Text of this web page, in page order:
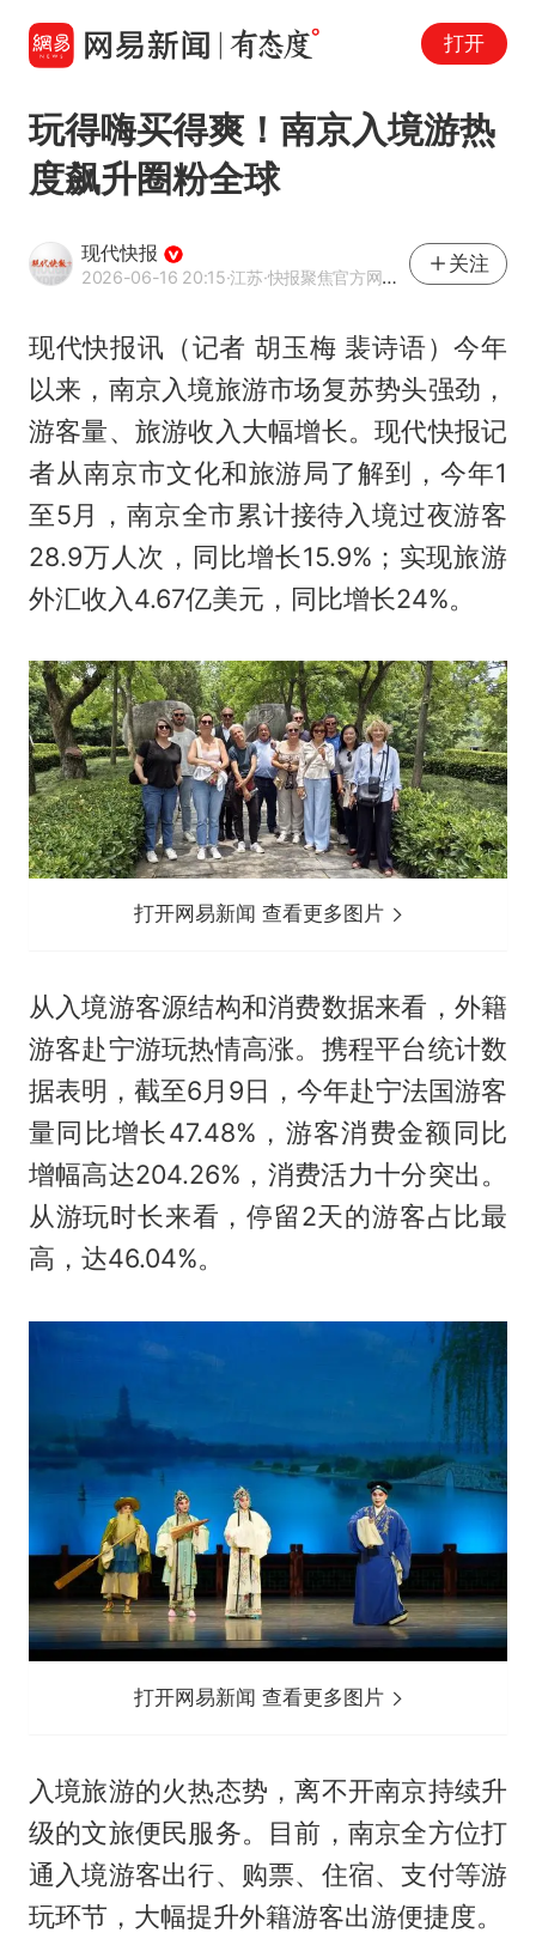
打开
玩得嗨买得爽！南京入境游热
度飙升圈粉全球
现代快报
2026-06-16 20:15·江苏·快报聚焦官方网易号
关注
现代快报讯（记者 胡玉梅 裴诗语）今年
以来，南京入境旅游市场复苏势头强劲，
游客量、旅游收入大幅增长。现代快报记
者从南京市文化和旅游局了解到，今年1
至5月，南京全市累计接待入境过夜游客
28.9万人次，同比增长15.9%；实现旅游
外汇收入4.67亿美元，同比增长24%。
打开网易新闻 查看更多图片
从入境游客源结构和消费数据来看，外籍
游客赴宁游玩热情高涨。携程平台统计数
据表明，截至6月9日，今年赴宁法国游客
量同比增长47.48%，游客消费金额同比
增幅高达204.26%，消费活力十分突出。
从游玩时长来看，停留2天的游客占比最
高，达46.04%。
打开网易新闻 查看更多图片
入境旅游的火热态势，离不开南京持续升
级的文旅便民服务。目前，南京全方位打
通入境游客出行、购票、住宿、支付等游
玩环节，大幅提升外籍游客出游便捷度。